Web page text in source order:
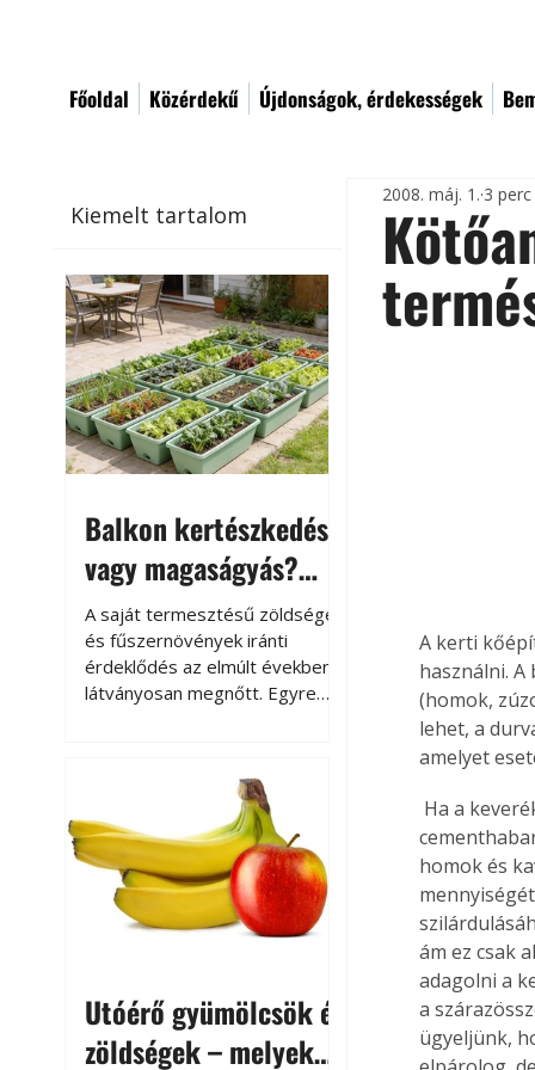
Főoldal Közérdekű Újdonságok, érdekességek
Kiemelt tartalom
Balkon kertészkedés
vagy magaságyás?
Helytakarékos
kertészkedés
A saját termesztésű zöldségek
és fűszernövények iránti
érdeklődés az elmúlt években
látványosan megnőtt. Egyre
kertészkedés sokak számára
kikapcsolódást és feltöltődést
is jelent.
Utóérő gyümölcsök és
zöldségek – melyek
2008. máj. 1. 3
A kerti
használni.
(homok,
lehet, a
amelyet
homok és
ám ez csak
adagolni a
a
ügyeljünk,